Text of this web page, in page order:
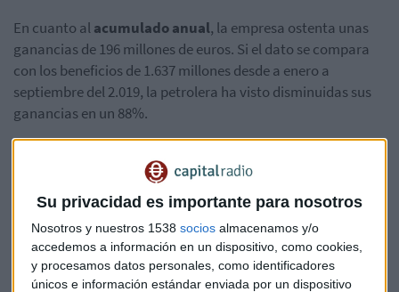
Su privacidad es importante para nosotros
Nosotros y nuestros 1538 socios almacenamos y/o
accedemos a información en un dispositivo, como cookies,
y procesamos datos personales, como identificadores
únicos e información estándar enviada por un dispositivo
En cuanto alacumulado anual, la empresa ostenta unas
ganancias de 196 millones de euros. Si el dato se compara
con los beneficios de 1.637 millones desde a enero a
septiembre del 2.019, la petrolera ha visto disminuidas sus
ganancias en un 88%.
pandemia ha provocado unafuerte caída de los precios
del crudoy del gas, que para los primeros nueve meses del
año tuvo un impacto negativo en los inventarios de la
compañía de -1.048 millones de euros. A ello, además, se
sumó un histórico descenso de la demanda en todo el
mundo.